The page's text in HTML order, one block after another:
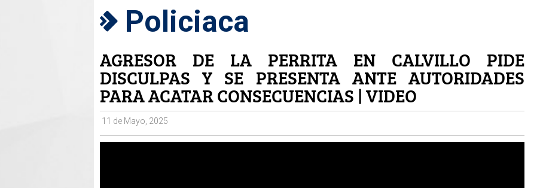
Policiaca
AGRESOR DE LA PERRITA EN CALVILLO PIDE
DISCULPAS Y SE PRESENTA ANTE AUTORIDADES
PARA ACATAR CONSECUENCIAS | VIDEO
11 de Mayo, 2025